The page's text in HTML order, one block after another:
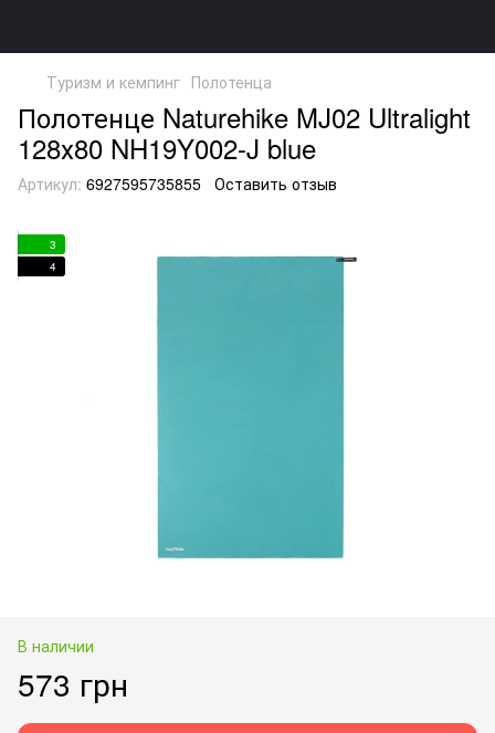
Туризм и кемпинг Полотенца
Полотенце Naturehike MJ02 Ultralight
128х80 NH19Y002-J blue
Артикул: 6927595735855 Оставить отзыв
3
4
В наличии
573 грн